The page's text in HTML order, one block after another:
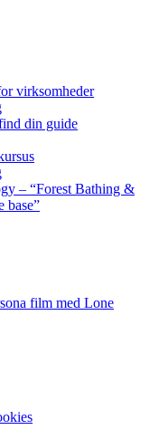
virksomheder
din guide
– “Forest Bathing &
base”
film med Lone